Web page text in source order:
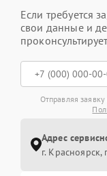
Если требуется
свои данные и
Отправляя
Адрес
г.